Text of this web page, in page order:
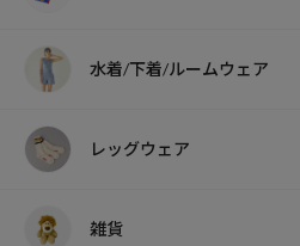
水着/下着/ルームウェア
レッグウェア
雑貨